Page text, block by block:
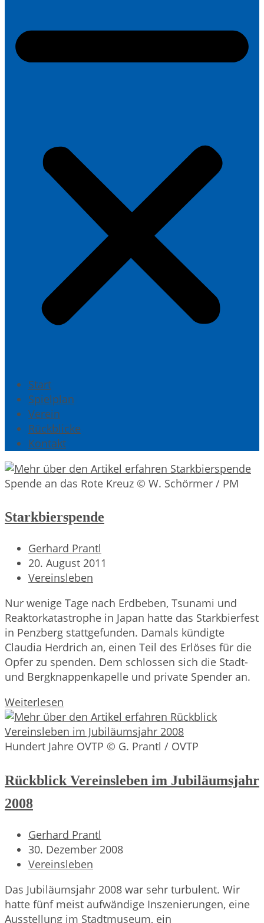
Start
Spielplan
Verein
Rückblicke
Kontakt
Spende an das Rote Kreuz © W. Schörmer / PM
Starkbierspende
Beitrags-
Autor:
Gerhard Prantl
Beitrag
veröffentlicht:
20. August 2011
Beitrags-
Vereinsleben
Nur wenige Tage nach Erdbeben, Tsunami und
Reaktorkatastrophe in Japan hatte das Starkbierfest
in Penzberg stattgefunden. Damals kündigte
Claudia Herdrich an, einen Teil des Erlöses für die
Opfer zu spenden. Dem schlossen sich die Stadt-
und Bergknappenkapelle und private Spender an.
Weiterlesen
Hundert Jahre OVTP © G. Prantl / OVTP
Rückblick Vereinsleben im Jubiläumsjahr
2008
Beitrags-
Autor:
Gerhard Prantl
Beitrag
veröffentlicht:
30. Dezember 2008
Beitrags-
Vereinsleben
Das Jubiläumsjahr 2008 war sehr turbulent. Wir
hatte fünf meist aufwändige Inszenierungen, eine
Ausstellung im Stadtmuseum, ein